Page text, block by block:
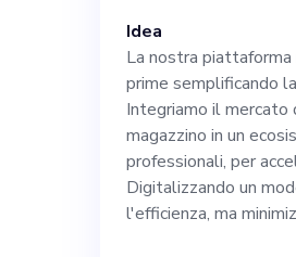
del
ruolo
nostra
Idea
La nostra
prime semplificando
Integriamo il
magazzino in un
professionali, per
Digitalizzando un
l'efficienza, ma